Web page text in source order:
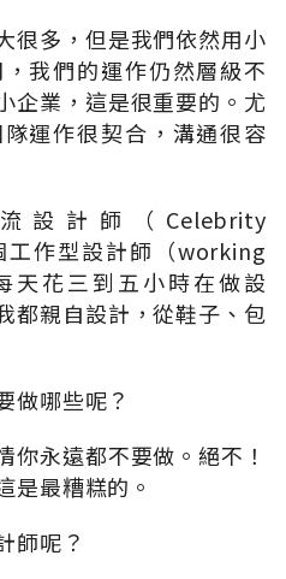
很多，但是我們依然用小
我們的運作仍然層級不
企業，這是很重要的。尤
運作很契合，溝通很容
設計師（Celebrity
工作型設計師（working
天花三到五小時在做設
都親自設計，從鞋子、包
做哪些呢？
你永遠都不要做。絕不！
是最糟糕的。
師呢？